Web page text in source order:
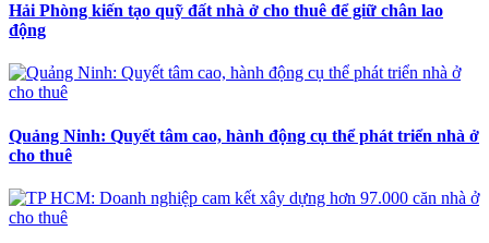
Hải Phòng kiến tạo quỹ đất nhà ở cho thuê để giữ chân lao
động
Quảng Ninh: Quyết tâm cao, hành động cụ thể phát triển nhà ở
cho thuê